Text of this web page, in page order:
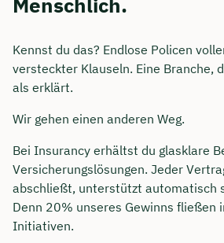
Kennst du das? Endlose Policen
versteckter Klauseln. Eine Branche,
als erklärt.
Wir gehen einen anderen Weg.
Bei Insurancy erhältst du glasklare
Versicherungslösungen. Jeder
abschließt, unterstützt automatisch
Denn 20% unseres Gewinns fließen
Initiativen.
Jetzt persönliches
Beratungsgespräch